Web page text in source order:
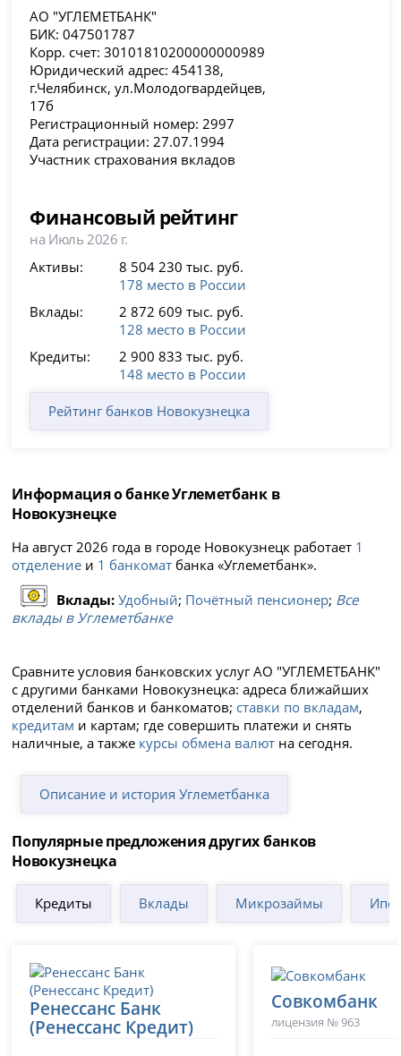
АО "УГЛЕМЕТБАНК"
БИК: 047501787
Корр. счет: 30101810200000000989
Юридический адрес: 454138,
г.Челябинск, ул.Молодогвардейцев,
17б
Регистрационный номер: 2997
Дата регистрации: 27.07.1994
Участник страхования вкладов
Финансовый рейтинг
на Июль 2026 г.
Активы:
8 504 230 тыс. руб.
178 место в России
Вклады:
2 872 609 тыс. руб.
128 место в России
Кредиты:
2 900 833 тыс. руб.
148 место в России
Рейтинг банков Новокузнецка
Информация о банке Углеметбанк в
Новокузнецке
На август 2026 года в городе Новокузнецк работает 1
отделение и 1 банкомат банка «Углеметбанк».
Вклады:Удобный; Почётный пенсионер; Все
вклады в Углеметбанке
Сравните условия банковских услуг АО "УГЛЕМЕТБАНК"
с другими банками Новокузнецка: адреса ближайших
отделений банков и банкоматов; ставки по вкладам,
кредитам и картам; где совершить платежи и снять
наличные, а также курсы обмена валют на сегодня.
Описание и история Углеметбанка
Популярные предложения других банков
Новокузнецка
Кредиты Вклады Микрозаймы
Ренессанс Банк
(Ренессанс Кредит)
Совкомбанк
лицензия № 963